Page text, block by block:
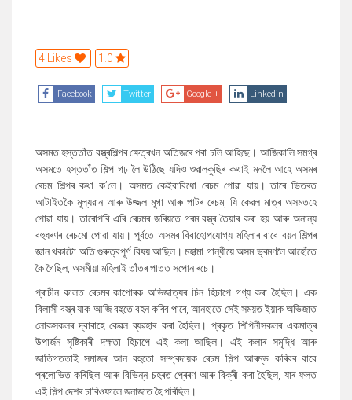
4 Likes 1.0
Facebook Twitter Google + Linkedin
অসমত হস্ততাঁত বস্ত্ৰশিল্পৰ ক্ষেত্ৰখন অতিজৰে পৰা চলি আহিছে। আজিকালি সমগ্ৰ
অসমতে হস্ততাঁত শিল্প গঢ় লৈ উঠিছে যদিও শুৱালকুছিৰ কথাই মনলৈ আহে অসমৰ
ৰেচম শিল্পৰ কথা ক’লে। অসমত কেইবাবিধো ৰেচম পোৱা যায়। তাৰে ভিতৰত
আটাইতকৈ মূল্যৱান আৰু উজ্জল মূগা আৰু পাটৰ ৰেচম, যি কেৱল মাত্ৰ অসমতহে
পোৱা যায়। তাৰোপৰি এৰি ৰেচমৰ জৰিয়তে গৰম বস্ত্ৰ তৈয়াৰ কৰা হয় আৰু অনান্য
বহুধৰণৰ ৰেচমো পোৱা যায়। পূৰ্বতে অসমৰ বিবাহোপযোগ্য মহিলাৰ বাবে বয়ন শিল্পৰ
জ্ঞান থকাটো অতি গুৰুত্বপূৰ্ণ বিষয় আছিল। মহাত্মা গান্ধীয়ে অসম ভ্ৰমণলৈ আহোঁতে
কৈ গৈছিল, অসমীয়া মহিলাই তাঁতৰ পাতত সপোন ৰচে।
প্ৰাচীন কালত ৰেচমৰ কাপোৰক অভিজাত্যৰ চিন হিচাপে গণ্য কৰা হৈছিল। এক
বিলাসী বস্ত্ৰ যাক আজি বহুতে বহন কৰিব পাৰে, আনহাতে সেই সময়ত ইয়াক অভিজাত
লোকসকলৰ দ্বাৰাহে কেৱল ব্যৱহাৰ কৰা হৈছিল। প্ৰকৃত শিপিনীসকলৰ একমাত্ৰ
উপাৰ্জন সৃষ্টিকাৰী দক্ষতা হিচাপে এই কলা আছিল। এই কলাৰ সমৃদ্ধি আৰু
জাতিগততাই সমাজৰ আন বহুতো সম্প্ৰদায়ক ৰেচম শিল্প আৰম্ভ কৰিবৰ বাবে
প্ৰলোভিত কৰিছিল আৰু বিভিন্ন চহৰত প্ৰেৰণ আৰু বিক্ৰী কৰা হৈছিল, যাৰ ফলত
এই শিল্প দেশৰ চাৰিওফালে জনাজাত হৈ পৰিছিল।